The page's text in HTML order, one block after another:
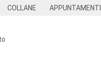
COLLANE APPUNTAMENTI